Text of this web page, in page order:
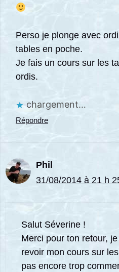
Perso je plonge avec
tables en poche.
Je fais un cours sur les
ordis.
chargement…
Répondre
Phil
31/08/2014 à 21 h
Salut Séverine !
Merci pour ton retour,
revoir mon cours sur
pas encore trop